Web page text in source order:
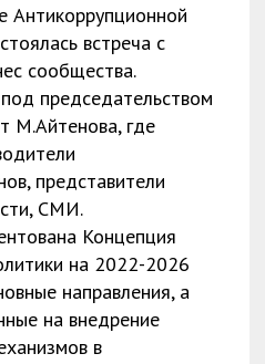
Антикоррупционной
встреча с
сообщества.
председательством
М.Айтенова, где
представители
СМИ.
Концепция
на 2022-2026
направления, а
на внедрение
в